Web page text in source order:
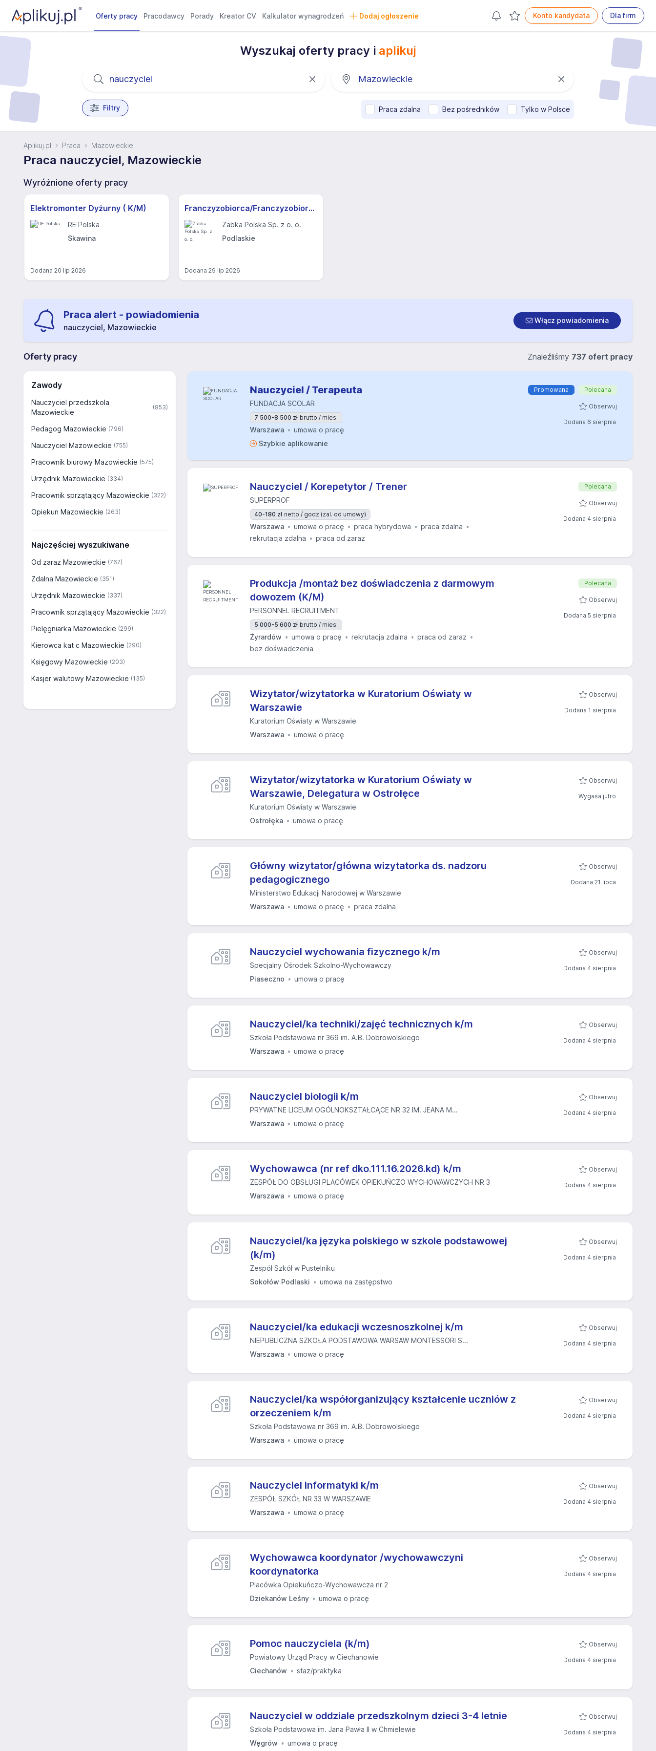
Oferty pracy Pracodawcy Porady Kreator CV Kalkulator wynagrodzeń Dodaj ogłoszenie Konto kandydata Dla firm
Wyszukaj oferty pracy i aplikuj
Filtry Praca zdalna Bez pośredników Tylko w Polsce
Aplikuj.pl Praca Mazowieckie
Praca nauczyciel, Mazowieckie
Wyróżnione oferty pracy
Elektromonter Dyżurny ( K/M)
RE Polska
Skawina
Dodana 20 lip 2026
Franczyzobiorca/Franczyzobiorczyni sklepu Żabka
Żabka Polska Sp. z o. o.
Podlaskie
Dodana 29 lip 2026
Praca alert - powiadomienia
nauczyciel, Mazowieckie
Włącz powiadomienia
Oferty pracy Znaleźliśmy 737 ofert pracy
Zawody
Nauczyciel przedszkola
Mazowieckie
(853)
Pedagog Mazowieckie (796)
Nauczyciel Mazowieckie (755)
Pracownik biurowy Mazowieckie (575)
Urzędnik Mazowieckie (334)
Pracownik sprzątający Mazowieckie (322)
Opiekun Mazowieckie (263)
Najczęściej wyszukiwane
Od zaraz Mazowieckie (767)
Zdalna Mazowieckie (351)
Urzędnik Mazowieckie (337)
Pracownik sprzątający Mazowieckie (322)
Pielęgniarka Mazowieckie (299)
Kierowca kat c Mazowieckie (290)
Księgowy Mazowieckie (203)
Kasjer walutowy Mazowieckie (135)
Nauczyciel / Terapeuta
FUNDACJA SCOLAR
7 500-8 500 zł brutto / mies.
Warszawa
umowa o pracę
Szybkie aplikowanie
Promowana Polecana
Obserwuj
Dodana 6 sierpnia
Nauczyciel / Korepetytor / Trener
SUPERPROF
40-180 zł netto / godz.(zal. od umowy)
Warszawa umowa o pracę praca hybrydowa
praca zdalna
rekrutacja zdalna
praca od zaraz
Polecana
Obserwuj
Dodana 4 sierpnia
Produkcja /montaż bez doświadczenia z darmowym
dowozem (K/M)
PERSONNEL RECRUITMENT
5 000-5 600 zł brutto / mies.
Żyrardów umowa o pracę rekrutacja zdalna
praca od zaraz
bez doświadczenia
Polecana
Obserwuj
Dodana 5 sierpnia
Wizytator/wizytatorka w Kuratorium Oświaty w
Warszawie
Kuratorium Oświaty w Warszawie
Warszawa
umowa o pracę
Obserwuj
Dodana 1 sierpnia
Wizytator/wizytatorka w Kuratorium Oświaty w
Warszawie, Delegatura w Ostrołęce
Kuratorium Oświaty w Warszawie
Ostrołęka
umowa o pracę
Obserwuj
Wygasa jutro
Główny wizytator/główna wizytatorka ds. nadzoru
pedagogicznego
Ministerstwo Edukacji Narodowej w Warszawie
Warszawa
umowa o pracę praca zdalna
Obserwuj
Dodana 21 lipca
Nauczyciel wychowania fizycznego k/m
Specjalny Ośrodek Szkolno-Wychowawczy
Piaseczno
umowa o pracę
Obserwuj
Dodana 4 sierpnia
Nauczyciel/ka techniki/zajęć technicznych k/m
Szkoła Podstawowa nr 369 im. A.B. Dobrowolskiego
Warszawa
umowa o pracę
Obserwuj
Dodana 4 sierpnia
Nauczyciel biologii k/m
PRYWATNE LICEUM OGÓLNOKSZTAŁCĄCE NR 32 IM. JEANA M...
Warszawa
umowa o pracę
Obserwuj
Dodana 4 sierpnia
Wychowawca (nr ref dko.111.16.2026.kd) k/m
ZESPÓŁ DO OBSŁUGI PLACÓWEK OPIEKUŃCZO WYCHOWAWCZYCH NR 3
Warszawa
umowa o pracę
Obserwuj
Dodana 4 sierpnia
Nauczyciel/ka języka polskiego w szkole podstawowej
(k/m)
Zespół Szkół w Pustelniku
Sokołów Podlaski
umowa na zastępstwo
Obserwuj
Dodana 4 sierpnia
Nauczyciel/ka edukacji wczesnoszkolnej k/m
NIEPUBLICZNA SZKOŁA PODSTAWOWA WARSAW MONTESSORI S...
Warszawa
umowa o pracę
Obserwuj
Dodana 4 sierpnia
Nauczyciel/ka współorganizujący kształcenie uczniów z
orzeczeniem k/m
Szkoła Podstawowa nr 369 im. A.B. Dobrowolskiego
Warszawa
umowa o pracę
Obserwuj
Dodana 4 sierpnia
Nauczyciel informatyki k/m
ZESPÓŁ SZKÓŁ NR 33 W WARSZAWIE
Warszawa
umowa o pracę
Obserwuj
Dodana 4 sierpnia
Wychowawca koordynator /wychowawczyni
koordynatorka
Placówka Opiekuńczo-Wychowawcza nr 2
Dziekanów Leśny
umowa o pracę
Obserwuj
Dodana 4 sierpnia
Pomoc nauczyciela (k/m)
Powiatowy Urząd Pracy w Ciechanowie
Ciechanów
staż/praktyka
Obserwuj
Dodana 4 sierpnia
Nauczyciel w oddziale przedszkolnym dzieci 3-4 letnie
Szkoła Podstawowa im. Jana Pawła II w Chmielewie
Węgrów
umowa o pracę
Obserwuj
Dodana 4 sierpnia